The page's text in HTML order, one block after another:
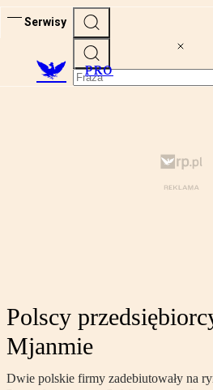
Serwisy
PRO
Polscy
Mjanmie
Dwie polskie firmy zadebiutowały na